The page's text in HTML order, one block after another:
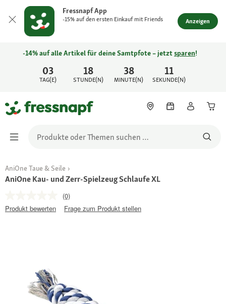
Fressnapf App
-15% auf den ersten Einkauf mit Friends Anzeigen
03
TAG(E)
18
STUNDE(N)
38
MINUTE(N)
11
SEKUNDE(N)
-14% auf alle Artikel für deine Samtpfote – jetztsparen!
AniOne Taue & Seile
AniOne Kau- und Zerr-Spielzeug Schlaufe XL
(0)
Produkt bewerten
Frage zum Produkt stellen